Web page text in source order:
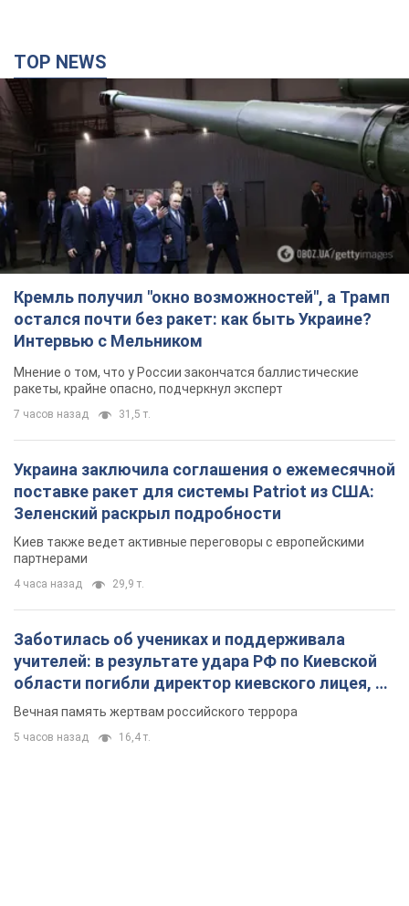
TOP NEWS
Кремль получил "окно возможностей", а Трамп
остался почти без ракет: как быть Украине?
Интервью с Мельником
Мнение о том, что у России закончатся баллистические
ракеты, крайне опасно, подчеркнул эксперт
7 часов назад 31,5 т.
Украина заключила соглашения о ежемесячной
поставке ракет для системы Patriot из США:
Зеленский раскрыл подробности
Киев также ведет активные переговоры с европейскими
партнерами
4 часа назад 29,9 т.
Заботилась об учениках и поддерживала
учителей: в результате удара РФ по Киевской
области погибли директор киевского лицея, её
муж и внук
Вечная память жертвам российского террора
5 часов назад 16,4 т.